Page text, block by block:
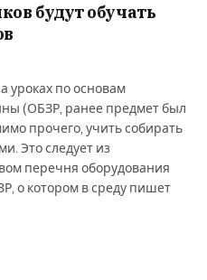
будут обучать
уроках по основам
(ОБЗР, ранее предмет был
прочего, учить собирать
Это следует из
перечня оборудования
о котором в среду пишет